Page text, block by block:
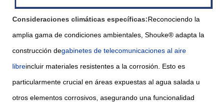
Consideraciones climáticas específicas:Reconociendo la
amplia gama de condiciones ambientales, Shouke® adapta la
construcción degabinetes de telecomunicaciones al aire
libreincluir materiales resistentes a la corrosión. Esto es
particularmente crucial en áreas expuestas al agua salada u
otros elementos corrosivos, asegurando una funcionalidad